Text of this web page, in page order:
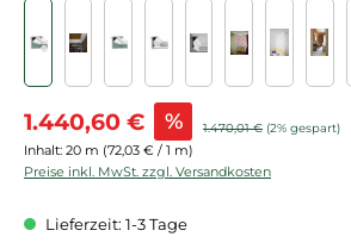
Verkaufspreis:
1.440,60 € % Regulärer Preis:
1.470,01 € (2% gespart)
Inhalt: 20 m (72,03 € / 1 m)
Preise inkl. MwSt. zzgl. Versandkosten
Lieferzeit: 1-3 Tage